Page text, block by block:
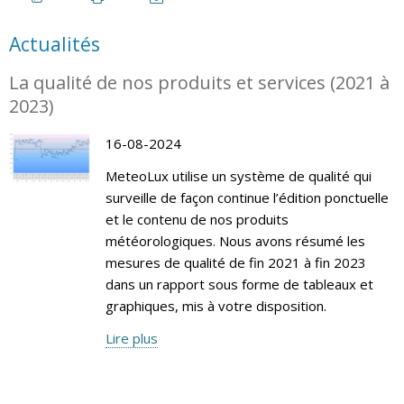
Actualités
La qualité de nos produits et services (2021 à
2023)
16-08-2024
MeteoLux utilise un système de qualité qui
surveille de façon continue l’édition ponctuelle
et le contenu de nos produits
météorologiques. Nous avons résumé les
mesures de qualité de fin 2021 à fin 2023
dans un rapport sous forme de tableaux et
graphiques, mis à votre disposition.
Lire plus